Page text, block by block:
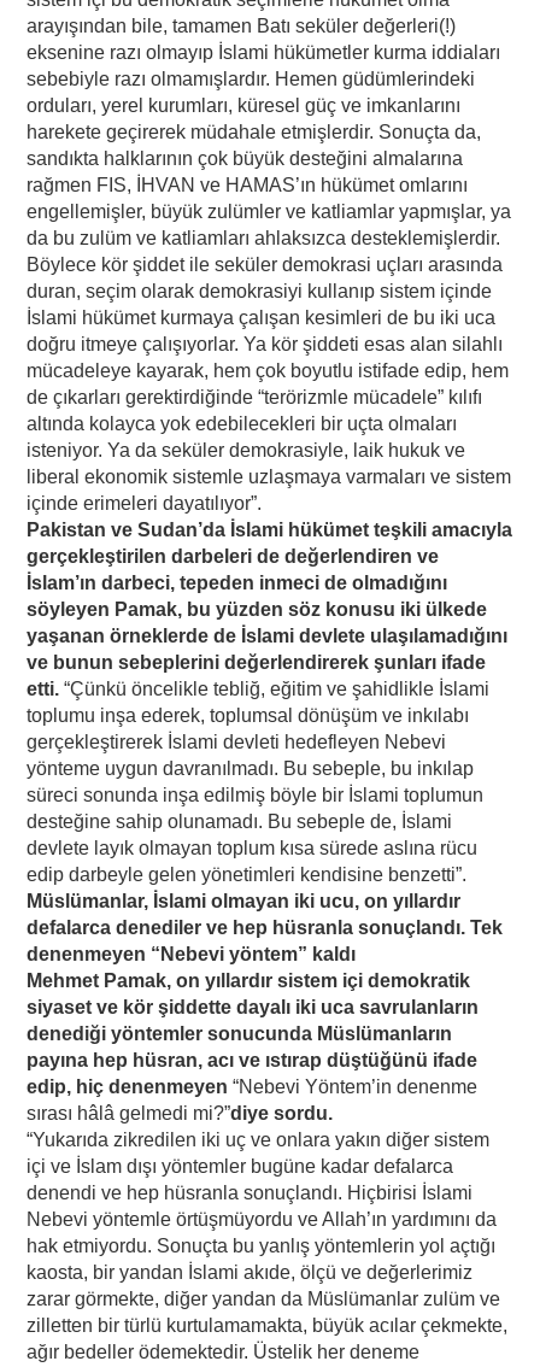
arayışından bile, tamamen Batı seküler değerleri(!)
eksenine razı olmayıp İslami hükümetler kurma iddiaları
sebebiyle razı olmamışlardır. Hemen güdümlerindeki
orduları, yerel kurumları, küresel güç ve imkanlarını
harekete geçirerek müdahale etmişlerdir. Sonuçta da,
sandıkta halklarının çok büyük desteğini almalarına
rağmen FIS, İHVAN ve HAMAS’ın hükümet omlarını
engellemişler, büyük zulümler ve katliamlar yapmışlar, ya
da bu zulüm ve katliamları ahlaksızca desteklemişlerdir.
Böylece kör şiddet ile seküler demokrasi uçları arasında
duran, seçim olarak demokrasiyi kullanıp sistem içinde
İslami hükümet kurmaya çalışan kesimleri de bu iki uca
doğru itmeye çalışıyorlar. Ya kör şiddeti esas alan silahlı
mücadeleye kayarak, hem çok boyutlu istifade edip, hem
de çıkarları gerektirdiğinde “terörizmle mücadele” kılıfı
altında kolayca yok edebilecekleri bir uçta olmaları
isteniyor. Ya da seküler demokrasiyle, laik hukuk ve
liberal ekonomik sistemle uzlaşmaya varmaları ve sistem
içinde erimeleri dayatılıyor”.
Pakistan ve Sudan’da İslami hükümet teşkili amacıyla
gerçekleştirilen darbeleri de değerlendiren ve
İslam’ın darbeci, tepeden inmeci de olmadığını
söyleyen Pamak, bu yüzden söz konusu iki ülkede
yaşanan örneklerde de İslami devlete ulaşılamadığını
ve bunun sebeplerini değerlendirerek şunları ifade
etti.“Çünkü öncelikle tebliğ, eğitim ve şahidlikle İslami
toplumu inşa ederek, toplumsal dönüşüm ve inkılabı
gerçekleştirerek İslami devleti hedefleyen Nebevi
yönteme uygun davranılmadı. Bu sebeple, bu inkılap
süreci sonunda inşa edilmiş böyle bir İslami toplumun
desteğine sahip olunamadı. Bu sebeple de, İslami
devlete layık olmayan toplum kısa sürede aslına rücu
edip darbeyle gelen yönetimleri kendisine benzetti”.
Müslümanlar, İslami olmayan iki ucu, on yıllardır
defalarca denediler ve hep hüsranla sonuçlandı. Tek
denenmeyen “Nebevi yöntem” kaldı
Mehmet Pamak, on yıllardır sistem içi demokratik
siyaset ve kör şiddette dayalı iki uca savrulanların
denediği yöntemler sonucunda Müslümanların
payına hep hüsran, acı ve ıstırap düştüğünü ifade
edip, hiç denenmeyen“Nebevi Yöntem’in denenme
sırası hâlâ gelmedi mi?”diye sordu.
“Yukarıda zikredilen iki uç ve onlara yakın diğer sistem
içi ve İslam dışı yöntemler bugüne kadar defalarca
denendi ve hep hüsranla sonuçlandı. Hiçbirisi İslami
Nebevi yöntemle örtüşmüyordu ve Allah’ın yardımını da
hak etmiyordu. Sonuçta bu yanlış yöntemlerin yol açtığı
kaosta, bir yandan İslami akıde, ölçü ve değerlerimiz
zarar görmekte, diğer yandan da Müslümanlar zulüm ve
zilletten bir türlü kurtulamamakta, büyük acılar çekmekte,
ağır bedeller ödemektedir. Üstelik her deneme